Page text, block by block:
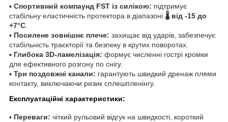
▪ Спортивний компаунд FST із силікою: підтримує
стабільну еластичність протектора в діапазоні 🌡️ від -15 до
+7°C.
▪ Посилене зовнішнє плече: захищає від ударів, забезпечує
стабільність траєкторії та безпеку в крутих поворотах.
▪ Глибока 3D-ламелізація: формує численні гострі кромки
для ефективного розгону по снігу.
▪ Три поздовжні канали: гарантують швидкий дренаж плями
контакту, виключаючи ризик сплешпленінгу.
Експлуатаційні характеристики:
▪ Переваги: чіткий рульовий відгук на швидкості, короткий